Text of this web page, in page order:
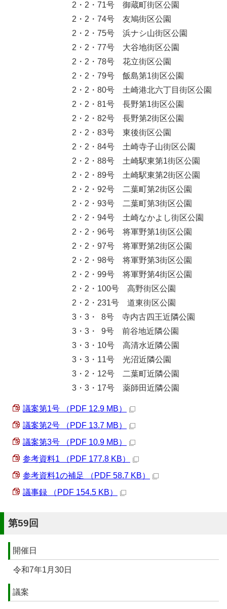
2・2・71号 御蔵町街区公園
2・2・74号 友鳩街区公園
2・2・75号 浜ナシ山街区公園
2・2・77号 大谷地街区公園
2・2・78号 花立街区公園
2・2・79号 飯島第1街区公園
2・2・80号 土崎港北六丁目街区公園
2・2・81号 長野第1街区公園
2・2・82号 長野第2街区公園
2・2・83号 東後街区公園
2・2・84号 土崎寺子山街区公園
2・2・88号 土崎駅東第1街区公園
2・2・89号 土崎駅東第2街区公園
2・2・92号 二葉町第2街区公園
2・2・93号 二葉町第3街区公園
2・2・94号 土崎なかよし街区公園
2・2・96号 将軍野第1街区公園
2・2・97号 将軍野第2街区公園
2・2・98号 将軍野第3街区公園
2・2・99号 将軍野第4街区公園
2・2・100号 高野街区公園
2・2・231号 道東街区公園
3・3・ 8号 寺内古四王近隣公園
3・3・ 9号 前谷地近隣公園
3・3・10号 高清水近隣公園
3・3・11号 光沼近隣公園
3・2・12号 二葉町近隣公園
3・3・17号 薬師田近隣公園
議案第1号 （PDF 12.9 MB）
議案第2号 （PDF 13.7 MB）
議案第3号 （PDF 10.9 MB）
参考資料1 （PDF 177.8 KB）
参考資料1の補足 （PDF 58.7 KB）
議事録 （PDF 154.5 KB）
第59回
開催日
令和7年1月30日
議案